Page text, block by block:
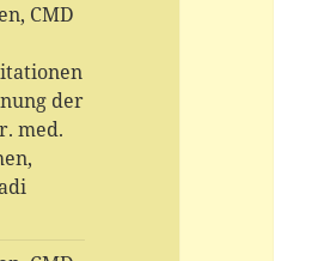
CMD
der
med.